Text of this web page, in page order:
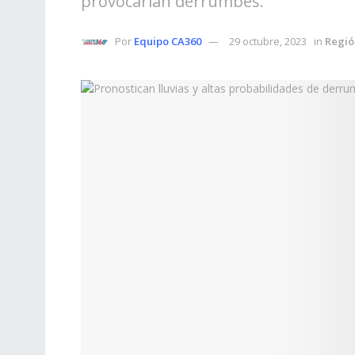
Por Equipo CA360 29 octubre, 2023 in